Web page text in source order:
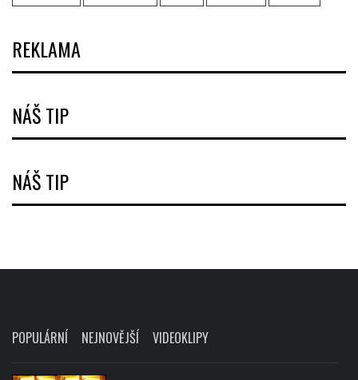
REKLAMA
NÁŠ TIP
NÁŠ TIP
POPULÁRNÍ NEJNOVĚJŠÍ VIDEOKLIPY